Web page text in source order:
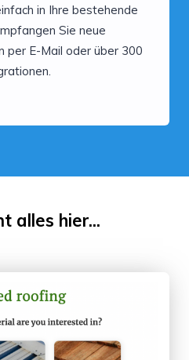
in Ihre bestehende
Sie neue
per E-Mail oder über 300
alles hier...